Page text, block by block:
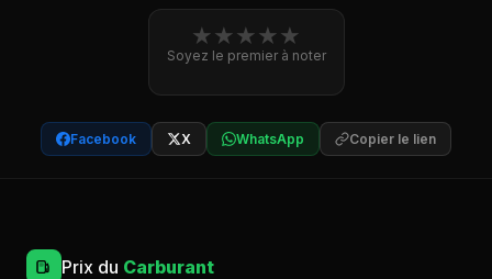
★★★★★
Soyez le premier à noter
Facebook X WhatsApp Copier le lien
Prix du Carburant